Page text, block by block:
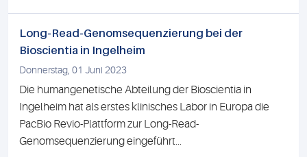
Long-Read-Genomsequenzierung bei der
Bioscientia in Ingelheim
Donnerstag, 01 Juni 2023
Die humangenetische Abteilung der Bioscientia in
Ingelheim hat als erstes klinisches Labor in Europa die
PacBio Revio-Plattform zur Long-Read-
Genomsequenzierung eingeführt...